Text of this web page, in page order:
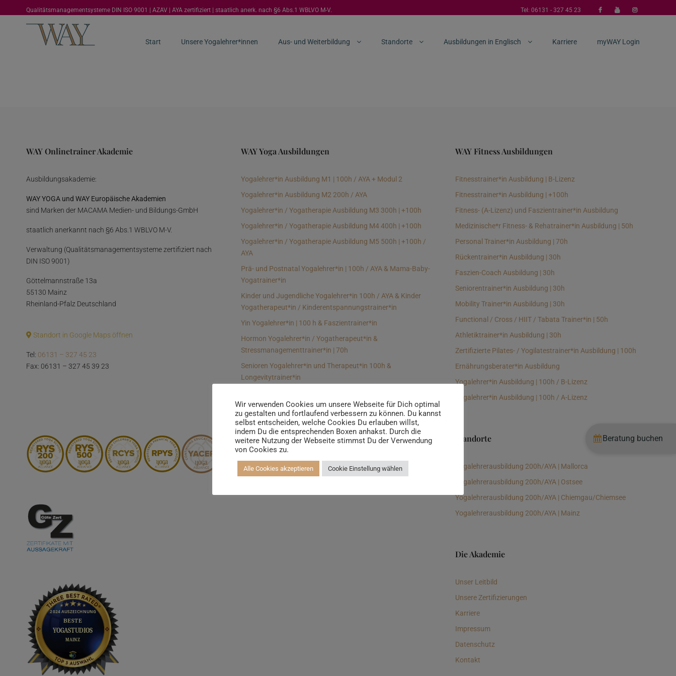
Qualitätsmanagementsysteme DIN ISO 9001 | AZAV | AYA zertifiziert | staatlich anerk. nach §6 Abs.1 WBLVO M-V. Tel: 06131 - 327 45 23
Start Unsere Yogalehrer*innen Aus- und Weiterbildung Standorte Ausbildungen in Englisch Karriere myWAY Login
WAY Onlinetrainer Akademie
Ausbildungsakademie:
WAY YOGA und WAY Europäische Akademien
sind Marken der MACAMA Medien- und Bildungs-GmbH
staatlich anerkannt nach §6 Abs.1 WBLVO M-V.
Verwaltung (Qualitätsmanagementsysteme zertifiziert nach
DIN ISO 9001)
Göttelmannstraße 13a
55130 Mainz
Rheinland-Pfalz Deutschland
Standort in Google Maps öffnen
Tel: 06131 – 327 45 23
Fax: 06131 – 327 45 39 23
WAY Yoga Ausbildungen
Yogalehrer*in Ausbildung M1 | 100h / AYA + Modul 2
Yogalehrer*in Ausbildung M2 200h / AYA
Yogalehrer*in / Yogatherapie Ausbildung M3 300h | +100h
Yogalehrer*in / Yogatherapie Ausbildung M4 400h | +100h
Yogalehrer*in / Yogatherapie Ausbildung M5 500h | +100h /
AYA
Prä- und Postnatal Yogalehrer*in | 100h / AYA & Mama-Baby-
Yogatrainer*in
Kinder und Jugendliche Yogalehrer*in 100h / AYA & Kinder
Yogatherapeut*in / Kinderentspannungstrainer*in
Yin Yogalehrer*in | 100 h & Faszientrainer*in
Hormon Yogalehrer*in / Yogatherapeut*in &
Stressmanagementtrainer*in | 70h
Senioren Yogalehrer*in und Therapeut*in 100h &
Longevitytrainer*in
Meditationsleiter*in | 50h & Achtsamkeitstrainer*in
Yoga Alignmenttrainer*in | 40h
Yoga Hilfsmitteltrainer*in Ausbildung | 10 h
WAY Fitness Ausbildungen
Fitnesstrainer*in Ausbildung | B-Lizenz
Fitnesstrainer*in Ausbildung | +100h
Fitness- (A-Lizenz) und Faszientrainer*in Ausbildung
Medizinische*r Fitness- & Rehatrainer*in Ausbildung | 50h
Personal Trainer*in Ausbildung | 70h
Rückentrainer*in Ausbildung | 30h
Faszien-Coach Ausbildung | 30h
Seniorentrainer*in Ausbildung | 30h
Mobility Trainer*in Ausbildung | 30h
Functional / Cross / HIIT / Tabata Trainer*in | 50h
Athletiktrainer*in Ausbildung | 30h
Zertifizierte Pilates- / Yogilatestrainer*in Ausbildung | 100h
Ernährungsberater*in Ausbildung
Yogalehrer*in Ausbildung | 100h / B-Lizenz
Yogalehrer*in Ausbildung | 100h / A-Lizenz
Standorte
Yogalehrerausbildung 200h/AYA | Mallorca
Yogalehrerausbildung 200h/AYA | Ostsee
Yogalehrerausbildung 200h/AYA | Chiemgau/Chiemsee
Yogalehrerausbildung 200h/AYA | Mainz
Die Akademie
Unser Leitbild
Unsere Zertifizierungen
Karriere
Impressum
Datenschutz
Kontakt
Wir verwenden Cookies um unsere Webseite für Dich optimal
zu gestalten und fortlaufend verbessern zu können. Du kannst
selbst entscheiden, welche Cookies Du erlauben willst,
indem Du die entsprechenden Boxen anhakst. Durch die
weitere Nutzung der Webseite stimmst Du der Verwendung
von Cookies zu.
Alle Cookies akzeptieren Cookie Einstellung wählen
Beratung buchen